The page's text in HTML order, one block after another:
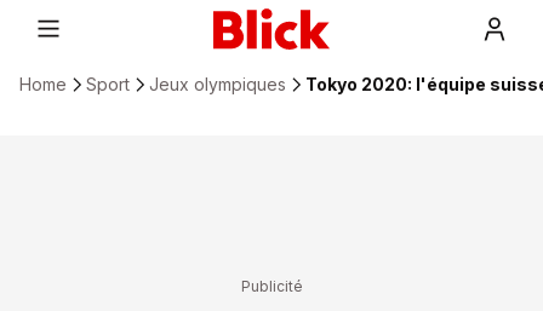
Home Sport Jeux olympiques Tokyo 2020: l'équipe